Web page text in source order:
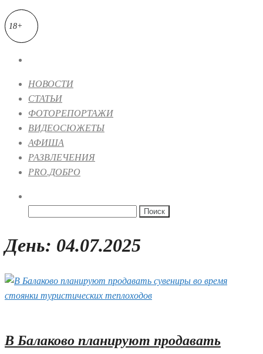
18+
НОВОСТИ
СТАТЬИ
ФОТОРЕПОРТАЖИ
ВИДЕОСЮЖЕТЫ
АФИША
РАЗВЛЕЧЕНИЯ
PRO.ДОБРО
День: 04.07.2025
В Балаково планируют продавать